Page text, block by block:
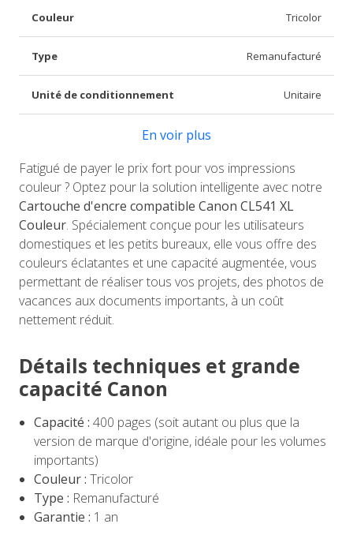
Couleur Tricolor
Type Remanufacturé
Unité de conditionnement Unitaire
En voir plus
Fatigué de payer le prix fort pour vos impressions
couleur ? Optez pour la solution intelligente avec notre
Cartouche d'encre compatible Canon CL541 XL
Couleur. Spécialement conçue pour les utilisateurs
domestiques et les petits bureaux, elle vous offre des
couleurs éclatantes et une capacité augmentée, vous
permettant de réaliser tous vos projets, des photos de
vacances aux documents importants, à un coût
nettement réduit.
Détails techniques et grande
capacité Canon
Capacité : 400 pages (soit autant ou plus que la
version de marque d'origine, idéale pour les volumes
importants)
Couleur : Tricolor
Type : Remanufacturé
Garantie : 1 an